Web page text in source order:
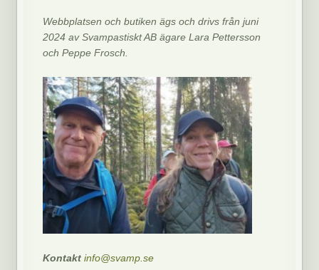
Webbplatsen och butiken ägs och drivs från juni
2024 av Svampastiskt AB ägare Lara Pettersson
och Peppe Frosch.
Kontaktinfo@svamp.se